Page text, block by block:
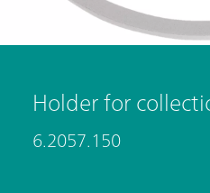
Holder for
6.2057.150